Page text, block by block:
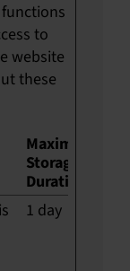
to
website
these
Maximum
Storage
Duration
1 day